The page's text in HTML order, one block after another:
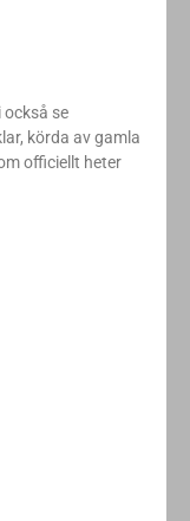
se
körda av gamla
officiellt heter